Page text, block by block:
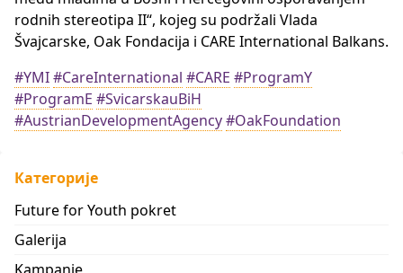
rodnih stereotipa II“, kojeg su podržali Vlada
Švajcarske, Oak Fondacija i CARE International Balkans.
#YMI#CareInternational #CARE #ProgramY
#ProgramE #SvicarskauBiH
#AustrianDevelopmentAgency#OakFoundation
Категорије
Future for Youth pokret
Galerija